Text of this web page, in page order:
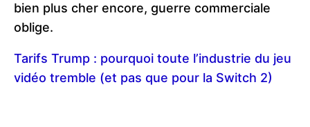
bien plus cher encore, guerre commerciale
oblige.
Tarifs Trump : pourquoi toute l’industrie du jeu
vidéo tremble (et pas que pour la Switch 2)